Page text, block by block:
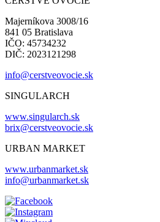
Majerníkova 3008/16
841 05 Bratislava
IČO: 45734232
DIČ: 2023121298
info@cerstveovocie.sk
SINGULARCH
www.singularch.sk
brix@cerstveovocie.sk
URBAN MARKET
www.urbanmarket.sk
info@urbanmarket.sk